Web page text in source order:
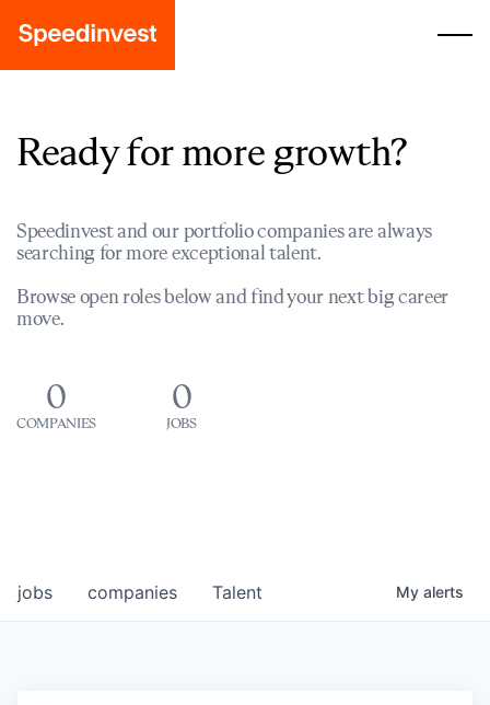
Ready for more growth?
Speedinvest and our portfolio companies are always
searching for more exceptional talent.
Browse open roles below and find your next big career
move.
0
COMPANIES
0
JOBS
jobs companies Talent My alerts